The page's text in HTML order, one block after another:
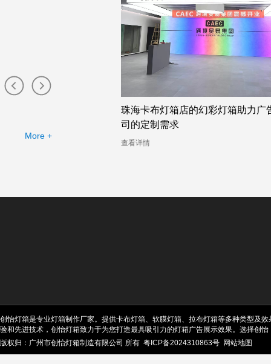
More +
珠海卡布灯箱店的幻彩灯箱助力广
司的定制需求
查看详情
创怡灯箱是专业灯箱制作厂家。提供卡布灯箱、软膜灯箱、拉布灯箱等多种类型及
验和先进技术，创怡灯箱致力于为您打造最具吸引力的灯箱广告展示效果。选择创怡
版权归：广州市创怡灯箱制造有限公司 所有 粤ICP备2024310863号 网站地图